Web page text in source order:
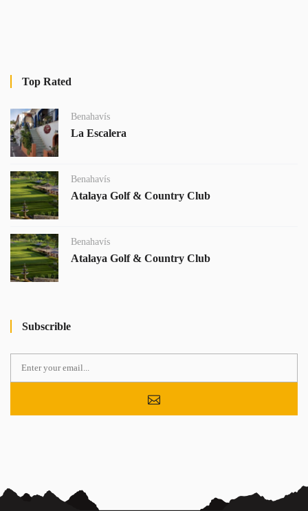
Top Rated
Benahavís
La Escalera
Benahavís
Atalaya Golf & Country Club
Benahavís
Atalaya Golf & Country Club
Subscrible